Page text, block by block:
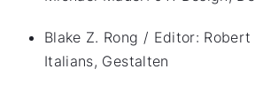
Blake Z. Rong / Editor:
Italians, Gestalten